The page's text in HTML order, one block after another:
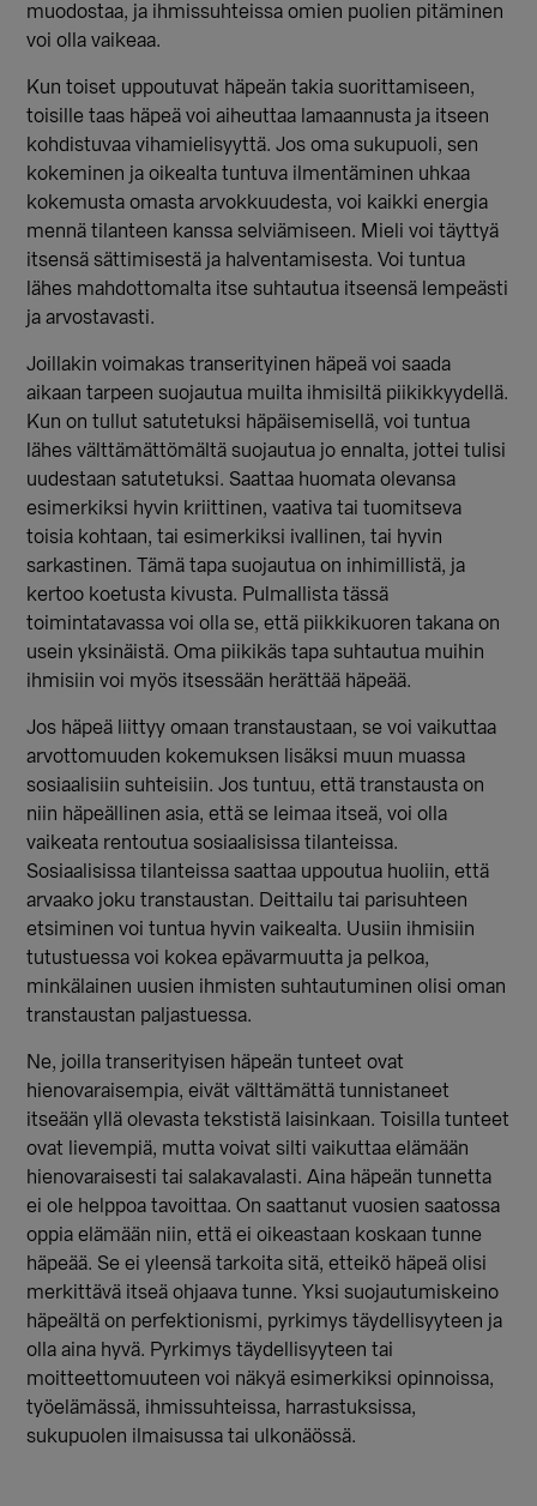
muodostaa, ja ihmissuhteissa omien puolien pitäminen
voi olla vaikeaa.
Kun toiset uppoutuvat häpeän takia suorittamiseen,
toisille taas häpeä voi aiheuttaa lamaannusta ja itseen
kohdistuvaa vihamielisyyttä. Jos oma sukupuoli, sen
kokeminen ja oikealta tuntuva ilmentäminen uhkaa
kokemusta omasta arvokkuudesta, voi kaikki energia
mennä tilanteen kanssa selviämiseen. Mieli voi täyttyä
itsensä sättimisestä ja halventamisesta. Voi tuntua
lähes mahdottomalta itse suhtautua itseensä lempeästi
ja arvostavasti.
Joillakin voimakas transerityinen häpeä voi saada
aikaan tarpeen suojautua muilta ihmisiltä piikikkyydellä.
Kun on tullut satutetuksi häpäisemisellä, voi tuntua
lähes välttämättömältä suojautua jo ennalta, jottei tulisi
uudestaan satutetuksi. Saattaa huomata olevansa
esimerkiksi hyvin kriittinen, vaativa tai tuomitseva
toisia kohtaan, tai esimerkiksi ivallinen, tai hyvin
sarkastinen. Tämä tapa suojautua on inhimillistä, ja
kertoo koetusta kivusta. Pulmallista tässä
toimintatavassa voi olla se, että piikkikuoren takana on
usein yksinäistä. Oma piikikäs tapa suhtautua muihin
ihmisiin voi myös itsessään herättää häpeää.
Jos häpeä liittyy omaan transtaustaan, se voi vaikuttaa
arvottomuuden kokemuksen lisäksi muun muassa
sosiaalisiin suhteisiin. Jos tuntuu, että transtausta on
niin häpeällinen asia, että se leimaa itseä, voi olla
vaikeata rentoutua sosiaalisissa tilanteissa.
Sosiaalisissa tilanteissa saattaa uppoutua huoliin, että
arvaako joku transtaustan. Deittailu tai parisuhteen
etsiminen voi tuntua hyvin vaikealta. Uusiin ihmisiin
tutustuessa voi kokea epävarmuutta ja pelkoa,
minkälainen uusien ihmisten suhtautuminen olisi oman
transtaustan paljastuessa.
Ne, joilla transerityisen häpeän tunteet ovat
hienovaraisempia, eivät välttämättä tunnistaneet
itseään yllä olevasta tekstistä laisinkaan. Toisilla tunteet
ovat lievempiä, mutta voivat silti vaikuttaa elämään
hienovaraisesti tai salakavalasti. Aina häpeän tunnetta
ei ole helppoa tavoittaa. On saattanut vuosien saatossa
oppia elämään niin, että ei oikeastaan koskaan tunne
häpeää. Se ei yleensä tarkoita sitä, etteikö häpeä olisi
merkittävä itseä ohjaava tunne. Yksi suojautumiskeino
häpeältä on perfektionismi, pyrkimys täydellisyyteen ja
olla aina hyvä. Pyrkimys täydellisyyteen tai
moitteettomuuteen voi näkyä esimerkiksi opinnoissa,
työelämässä, ihmissuhteissa, harrastuksissa,
sukupuolen ilmaisussa tai ulkonäössä.